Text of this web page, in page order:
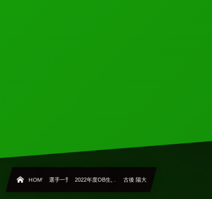
HOME 選手一覧 2022年度OB生, … 古後 陽大